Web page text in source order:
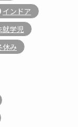
インドア
就学児
休み